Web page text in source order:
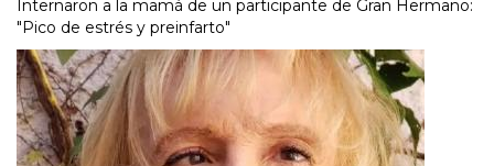
Internaron a la mamá de un participante de Gran Hermano:
"Pico de estrés y preinfarto"